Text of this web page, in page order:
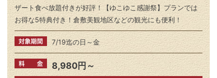
ザート食べ放題付きが好評！【ゆこゆこ感謝祭】プランでは
お得な5特典付き！倉敷美観地区などの観光にも便利！
7/19迄の日～金
8,980円～